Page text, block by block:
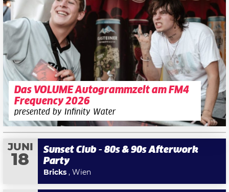
Das VOLUME Autogrammzelt am FM4
Frequency 2026
presented by Infinity Water
JUNI
18
Sunset Club - 80s & 90s Afterwork
Party
Bricks , Wien